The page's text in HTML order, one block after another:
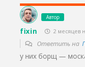
Автор
fixin 2 месяцев
Ответить на
у них борщ —